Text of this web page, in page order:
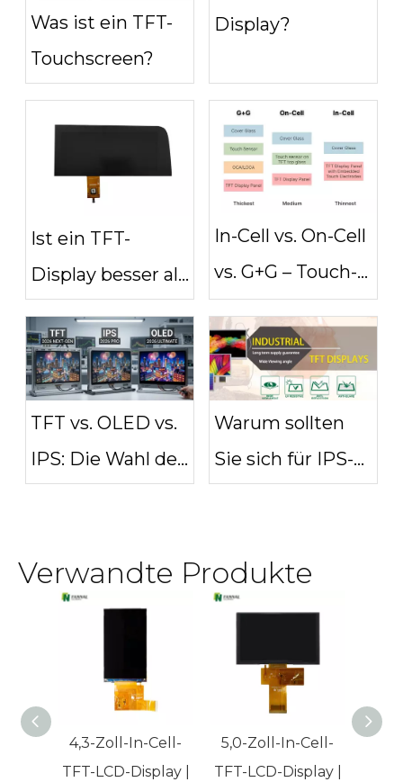
Was ist ein TFT-
Touchscreen?
Display?
Ist ein TFT-
Display besser als
ein AMOLED-
Display?
In-Cell vs. On-Cell
vs. G+G – Touch-
erklärt
TFT vs. OLED vs.
IPS: Die Wahl der
Jahr 2026
Warum sollten
Sie sich für IPS-
Projekt
entscheiden?
Verwandte Produkte
4,3-Zoll-In-Cell-
TFT-LCD-Display |
5,0-Zoll-In-Cell-
TFT-LCD-Display |